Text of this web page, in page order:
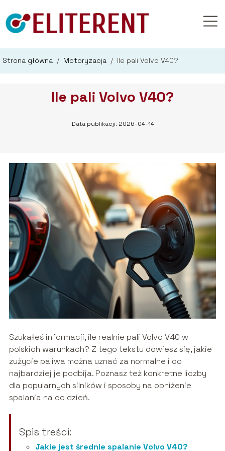
Strona główna / Motoryzacja / Ile pali Volvo V40?
Ile pali Volvo V40?
Data publikacji: 2026-04-14
Szukałeś informacji, ile realnie pali Volvo V40 w
polskich warunkach? Z tego tekstu dowiesz się, jakie
zużycie paliwa można uznać za normalne i co
najbardziej je podbija. Poznasz też konkretne liczby
dla popularnych silników i sposoby na obniżenie
spalania na co dzień.
Spis treści:
Jakie jest średnie spalanie Volvo V40?